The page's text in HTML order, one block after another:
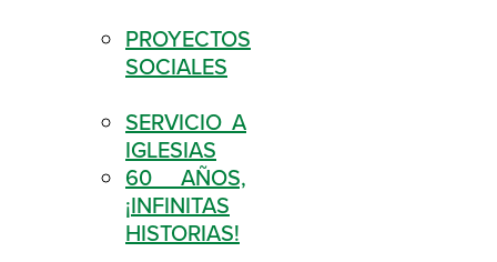
PROYECTOS
SOCIALES
SERVICIO A
IGLESIAS
60 AÑOS,
¡INFINITAS
HISTORIAS!